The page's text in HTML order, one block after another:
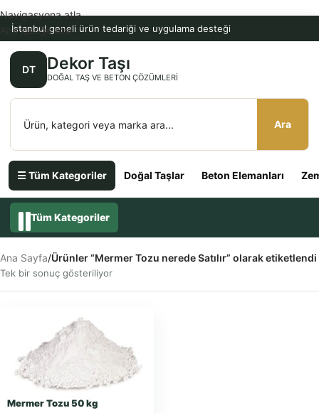
İstanbul geneli ürün tedariği ve uygulama desteği
DT Dekor Taşı
DOĞAL TAŞ VE BETON ÇÖZÜMLERI
Ara
☰ Tüm Kategoriler Doğal Taşlar Beton Elemanları
Navigasyona atla
Ana içeriğe atla
Tüm Kategoriler
Ana Sayfa/Ürünler “Mermer Tozu nerede Satılır” olarak etiketlendi
Tek bir sonuç gösteriliyor
Mermer Tozu 50 kg